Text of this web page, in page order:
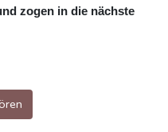
zogen in die nächste